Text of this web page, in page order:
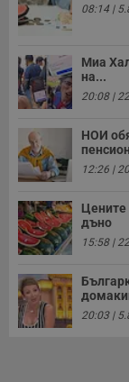
08:14 |
Миа
на...
20:08 |
НОИ
12:26 |
Цените
дъно
15:58 |
20:03 |